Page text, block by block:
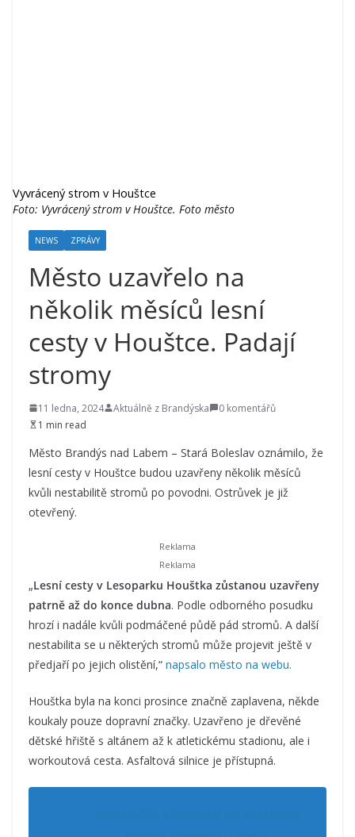
Vyvrácený strom v Houštce
Foto: Vyvrácený strom v Houštce. Foto město
NEWS ZPRÁVY
Město uzavřelo na
několik měsíců lesní
cesty v Houštce. Padají
stromy
11 ledna, 2024 Aktuálně z Brandýska
0 komentářů
1 min read
Město Brandýs nad Labem – Stará Boleslav oznámilo, že
lesní cesty v Houštce budou uzavřeny několik měsíců
kvůli nestabilitě stromů po povodni. Ostrůvek je již
otevřený.
„Lesní cesty v Lesoparku Houštka zůstanou uzavřeny
patrně až do konce dubna. Podle odborného posudku
hrozí i nadále kvůli podmáčené půdě pád stromů. A další
nestabilita se u některých stromů může projevit ještě v
předjaří po jejich olistění,“ napsalo město na webu.
Houštka byla na konci prosince značně zaplavena, někde
koukaly pouze dopravní značky. Uzavřeno je dřevěné
dětské hřiště s altánem až k atletickému stadionu, ale i
workoutová cesta. Asfaltová silnice je přístupná.